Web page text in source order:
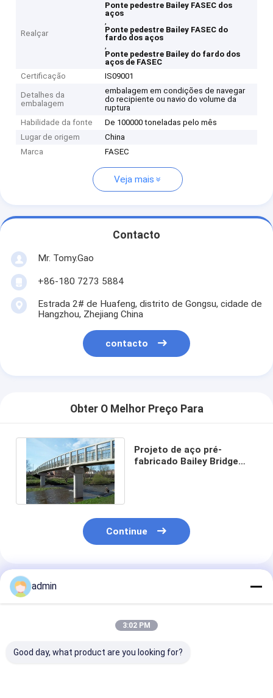
Realçar
Ponte pedestre Bailey FASEC dos
aços
,
Ponte pedestre Bailey FASEC do
fardo dos aços
,
Ponte pedestre Bailey do fardo dos
aços de FASEC
Certificação
IS09001
Detalhes da
embalagem
embalagem em condições de navegar
do recipiente ou navio do volume da
ruptura
Habilidade da fonte
De 100000 toneladas pelo mês
Lugar de origem
China
Marca
FASEC
Veja mais
Contacto
Mr. Tomy.Gao
+86-180 7273 5884
Estrada 2# de Huafeng, distrito de Gongsu, cidade de
Hangzhou, Zhejiang China
contacto
Obter O Melhor Preço Para
Projeto de aço pré-
fabricado Bailey Bridge
Continue
Produtos Recomendados
admin
3:02 PM
Good day, what product are you looking for?